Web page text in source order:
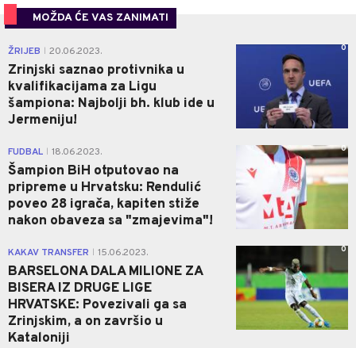
MOŽDA ĆE VAS ZANIMATI
ŽRIJEB 20.06.2023.
Zrinjski saznao protivnika u
kvalifikacijama za Ligu
šampiona: Najbolji bh. klub ide u
Jermeniju!
0
FUDBAL 18.06.2023.
Šampion BiH otputovao na
pripreme u Hrvatsku: Rendulić
poveo 28 igrača, kapiten stiže
nakon obaveza sa "zmajevima"!
0
KAKAV TRANSFER 15.06.2023.
BARSELONA DALA MILIONE ZA
BISERA IZ DRUGE LIGE
HRVATSKE: Povezivali ga sa
Zrinjskim, a on završio u
Kataloniji
0